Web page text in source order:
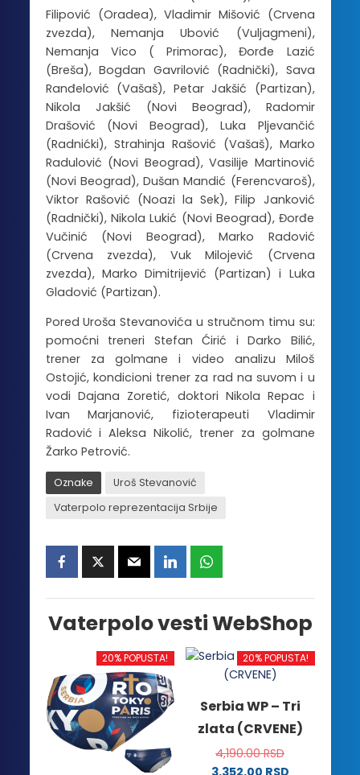
Filipović (Oradea), Vladimir Mišović (Crvena
zvezda), Nemanja Ubović (Vuljagmeni),
Nemanja Vico ( Primorac), Đorđe Lazić
(Breša), Bogdan Gavrilović (Radnički), Sava
Ranđelović (Vašaš), Petar Jakšić (Partizan),
Nikola Jakšić (Novi Beograd), Radomir
Drašović (Novi Beograd), Luka Pljevančić
(Radnićki), Strahinja Rašović (Vašaš), Marko
Radulović (Novi Beograd), Vasilije Martinović
(Novi Beograd), Dušan Mandić (Ferencvaroš),
Viktor Rašović (Noazi la Sek), Filip Janković
(Radnički), Nikola Lukić (Novi Beograd), Đorđe
Vučinić (Novi Beograd), Marko Radović
(Crvena zvezda), Vuk Milojević (Crvena
zvezda), Marko Dimitrijević (Partizan) i Luka
Gladović (Partizan).
Pored Uroša Stevanovića u stručnom timu su:
pomoćni treneri Stefan Ćirić i Darko Bilić,
trener za golmane i video analizu Miloš
Ostojić, kondicioni trener za rad na suvom i u
vodi Dajana Zoretić, doktori Nikola Repac i
Ivan Marjanović, fizioterapeuti Vladimir
Radović i Aleksa Nikolić, trener za golmane
Žarko Petrović.
Oznake
Uroš Stevanović
Vaterpolo reprezentacija Srbije
Vaterpolo vesti WebShop
20% POPUSTA! 20% POPUSTA!
Serbia WP – Tri
zlata (CRVENE)
4,190.00RSD
3,352.00 RSD